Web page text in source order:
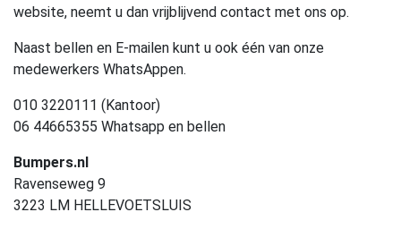
website, neemt u dan vrijblijvend contact met ons op.
Naast bellen en E-mailen kunt u ook één van onze
medewerkers WhatsAppen.
010 3220111 (Kantoor)
06 44665355 Whatsapp en bellen
Bumpers.nl
Ravenseweg 9
3223 LM HELLEVOETSLUIS